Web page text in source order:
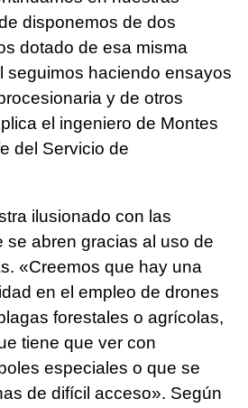
disponemos de dos
dotado de esa misma
seguimos haciendo ensayos
y de otros
el ingeniero de Montes
del Servicio de
ilusionado con las
se abren gracias al uso de
«Creemos que hay una
en el empleo de drones
forestales o agrícolas,
tiene que ver con
especiales o que se
de difícil acceso». Según